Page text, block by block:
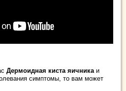
Дермоидная киста яичникаи
симптомы, то вам может